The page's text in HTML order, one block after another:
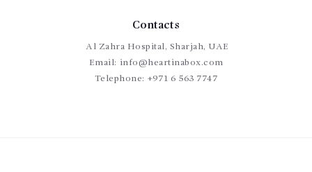
Contacts
Al Zahra Hospital, Sharjah, UAE
Email: info@heartinabox.com
Telephone: +971 6 563 7747